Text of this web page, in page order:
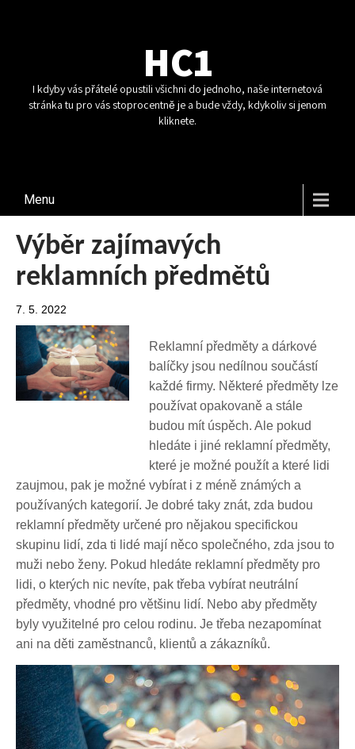
HC1
I kdyby vás přátelé opustili všichni do jednoho, naše internetová
stránka tu pro vás stoprocentně je a bude vždy, kdykoliv si jenom
kliknete.
Menu
Výběr zajímavých
reklamních předmětů
7. 5. 2022
Reklamní předměty a dárkové
balíčky jsou nedílnou součástí
každé firmy. Některé předměty lze
používat opakovaně a stále
budou mít úspěch. Ale pokud
hledáte i jiné reklamní předměty,
které je možné použít a které lidi
zaujmou, pak je možné vybírat i z méně známých a
používaných kategorií. Je dobré taky znát, zda budou
reklamní předměty určené pro nějakou specifickou
skupinu lidí, zda ti lidé mají něco společného, zda jsou to
muži nebo ženy. Pokud hledáte reklamní předměty pro
lidi, o kterých nic nevíte, pak třeba vybírat neutrální
předměty, vhodné pro většinu lidí. Nebo aby předměty
byly využitelné pro celou rodinu. Je třeba nezapomínat
ani na děti zaměstnanců, klientů a zákazníků.